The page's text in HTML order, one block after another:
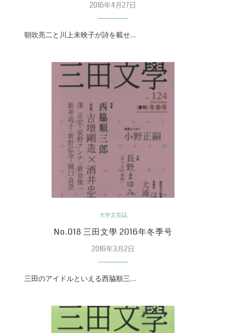
2016年4月27日
朝吹亮二と川上未映子が詩を載せ…
大学文芸誌
No.018 三田文學 2016年冬季号
2016年3月2日
三田のアイドルといえる西脇順三…